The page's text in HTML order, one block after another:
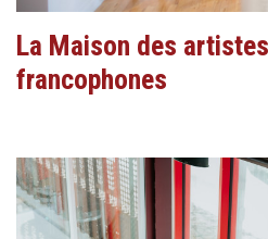
La Maison des
francophones